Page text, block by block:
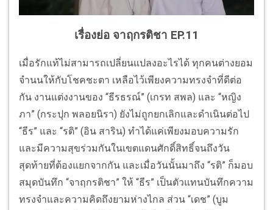
เรื่องย่อ จาฤกรติชา EP.11
เมื่อรักแท้ไม่สามารถเปลี่ยนแปลงอะไรได้ ทุกคนต่างยอม
จำนนให้กับโชคชะตา เหลือไว้เพียงความทรงจำที่ดีต่อ
กัน งานแต่งงานของ “ธีรธรณ์” (เกรท สพล) และ “หญิง
ภา” (กระปุก พลอยนิรา) ยังไม่ถูกยกเลิกและดำเนินต่อไป
“ธีร” และ “รติ” (อิน สาริน) ทำได้แค่เพียงมอบความรัก
และมีความสุขร่วมกันในเขตแดนศักดิ์สิทธิ์จนถึงวัน
สุดท้ายที่ต้องแยกจากกัน และเมื่อวันนั้นมาถึง “รติ” ก็มอบ
สมุดบันทึก “จาฤกรติชา” ให้ “ธีร” เป็นตัวแทนบันทึกความ
ทรงจำและความคิดถึงยามห่างไกล ส่วน “เดช” (บูม